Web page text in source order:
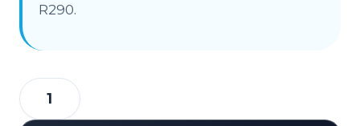
R290.
Количество